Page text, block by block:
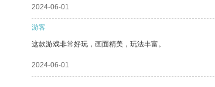
2024-06-01
游客
这款游戏非常好玩，画面精美，玩法丰富。
2024-06-01